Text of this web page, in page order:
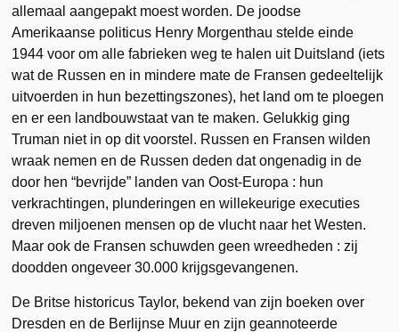
allemaal aangepakt moest worden. De joodse
Amerikaanse politicus Henry Morgenthau stelde einde
1944 voor om alle fabrieken weg te halen uit Duitsland (iets
wat de Russen en in mindere mate de Fransen gedeeltelijk
uitvoerden in hun bezettingszones), het land om te ploegen
en er een landbouwstaat van te maken. Gelukkig ging
Truman niet in op dit voorstel. Russen en Fransen wilden
wraak nemen en de Russen deden dat ongenadig in de
door hen “bevrijde” landen van Oost-Europa : hun
verkrachtingen, plunderingen en willekeurige executies
dreven miljoenen mensen op de vlucht naar het Westen.
Maar ook de Fransen schuwden geen wreedheden : zij
doodden ongeveer 30.000 krijgsgevangenen.
De Britse historicus Taylor, bekend van zijn boeken over
Dresden en de Berlijnse Muur en zijn geannoteerde